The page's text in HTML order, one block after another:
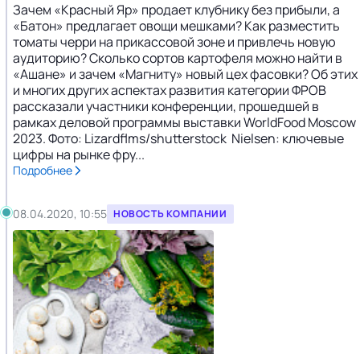
Зачем «Красный Яр» продает клубнику без прибыли, а
«Батон» предлагает овощи мешками? Как разместить
томаты черри на прикассовой зоне и привлечь новую
аудиторию? Сколько сортов картофеля можно найти в
«Ашане» и зачем «Магниту» новый цех фасовки? Об этих
и многих других аспектах развития категории ФРОВ
рассказали участники конференции, прошедшей в
рамках деловой программы выставки WorldFood Moscow
2023. Фото: Lizardflms/shutterstock Nielsen: ключевые
цифры на рынке фру...
Подробнее
08.04.2020, 10:55 НОВОСТЬ КОМПАНИИ